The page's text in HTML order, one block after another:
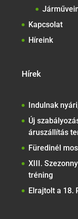
Kapcsolat
Híreink
Hírek
Indulnak
Új
áruszállítás
Füredinél
XIII.
tréning
Elrajtolt a 18.